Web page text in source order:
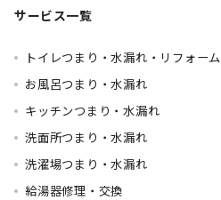
サービス一覧
トイレつまり・水漏れ・リフォーム
お風呂つまり・水漏れ
キッチンつまり・水漏れ
洗面所つまり・水漏れ
洗濯場つまり・水漏れ
給湯器修理・交換